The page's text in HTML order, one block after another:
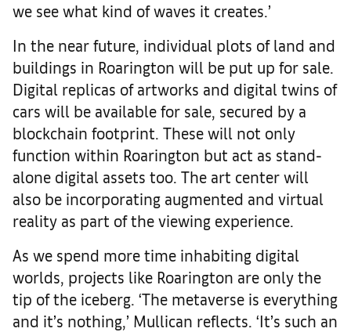
we see what kind of waves it creates.’
In the near future, individual plots of land and
buildings in Roarington will be put up for sale.
Digital replicas of artworks and digital twins of
cars will be available for sale, secured by a
blockchain footprint. These will not only
function within Roarington but act as stand-
alone digital assets too. The art center will
also be incorporating augmented and virtual
reality as part of the viewing experience.
As we spend more time inhabiting digital
worlds, projects like Roarington are only the
tip of the iceberg. ‘The metaverse is everything
and it’s nothing,’ Mullican reflects. ‘It’s such an